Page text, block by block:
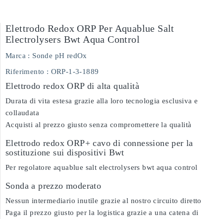
Elettrodo Redox ORP Per Aquablue Salt
Electrolysers Bwt Aqua Control
Marca : Sonde pH redOx
Riferimento : ORP-1-3-1889
Elettrodo redox ORP di alta qualità
Durata di vita estesa grazie alla loro tecnologia esclusiva e
collaudata
Acquisti al prezzo giusto senza compromettere la qualità
Elettrodo redox ORP+ cavo di connessione per la
sostituzione sui dispositivi Bwt
Per regolatore aquablue salt electrolysers bwt aqua control
Sonda a prezzo moderato
Nessun intermediario inutile grazie al nostro circuito diretto
Paga il prezzo giusto per la logistica grazie a una catena di